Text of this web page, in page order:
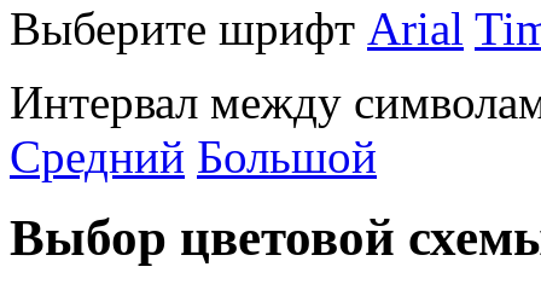
Выберите шрифт Arial
Интервал между
Средний Большой
Выбор цветовой